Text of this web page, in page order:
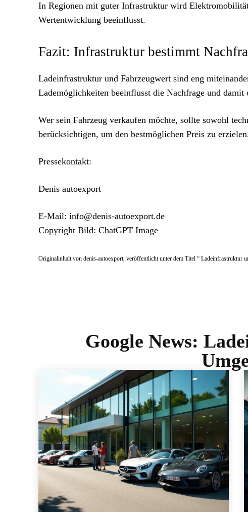
In Regionen mit guter Infrastruktur wird
Wertentwicklung beeinflusst.
Fazit: Infrastruktur bestimmt
Ladeinfrastruktur und Fahrzeugwert sind eng
Lademöglichkeiten beeinflusst die Nachfrage und
Wer sein Fahrzeug verkaufen möchte, sollte sowohl
berücksichtigen, um den bestmöglichen Preis zu
Pressekontakt:
Denis autoexport
E-Mail: info@denis-autoexport.de
Copyright Bild: ChatGPT Image
Originalinhalt von denis-autoexport, veröffentlicht unter dem Titel “ Ladeinfrastruktur
Google News: